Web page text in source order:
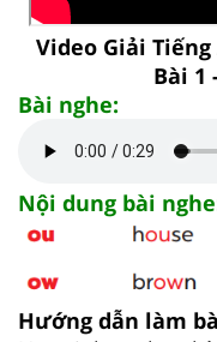
Video Giải
Bài 1
Bài nghe:
Nội dung bài
Hướng dẫn làm